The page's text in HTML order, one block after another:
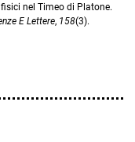
nel Timeo di Platone.
E Lettere, 158(3).